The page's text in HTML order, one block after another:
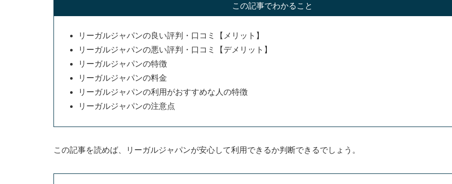
この記事でわかること
リーガルジャパンの良い評判・口コミ【メリット】
リーガルジャパンの悪い評判・口コミ【デメリット】
リーガルジャパンの特徴
リーガルジャパンの料金
リーガルジャパンの利用がおすすめな人の特徴
リーガルジャパンの注意点
この記事を読めば、リーガルジャパンが安心して利用できるか判断できるでしょう。